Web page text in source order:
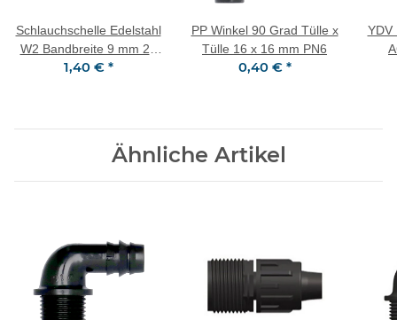
Schlauchschelle Edelstahl
W2 Bandbreite 9 mm 20
mm - 32 mm
1,40 € *
PP Winkel 90 Grad Tülle x
Tülle 16 x 16 mm PN6
0,40 € *
YDV
Ähnliche Artikel